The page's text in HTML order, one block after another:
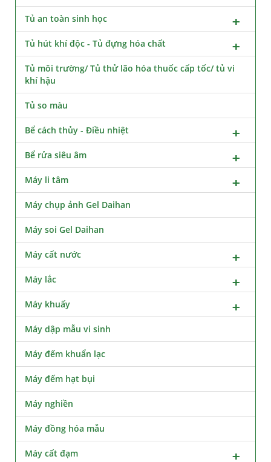
Tủ an toàn sinh học
Tủ hút khí độc - Tủ đựng hóa chất
Tủ môi trường/ Tủ thử lão hóa thuốc cấp tốc/ tủ vi
khí hậu
Tủ so màu
Bể cách thủy - Điều nhiệt
Bể rửa siêu âm
Máy li tâm
Máy chụp ảnh Gel Daihan
Máy soi Gel Daihan
Máy cất nước
Máy lắc
Máy khuấy
Máy dập mẫu vi sinh
Máy đếm khuẩn lạc
Máy đếm hạt bụi
Máy nghiền
Máy đồng hóa mẫu
Máy cất đạm